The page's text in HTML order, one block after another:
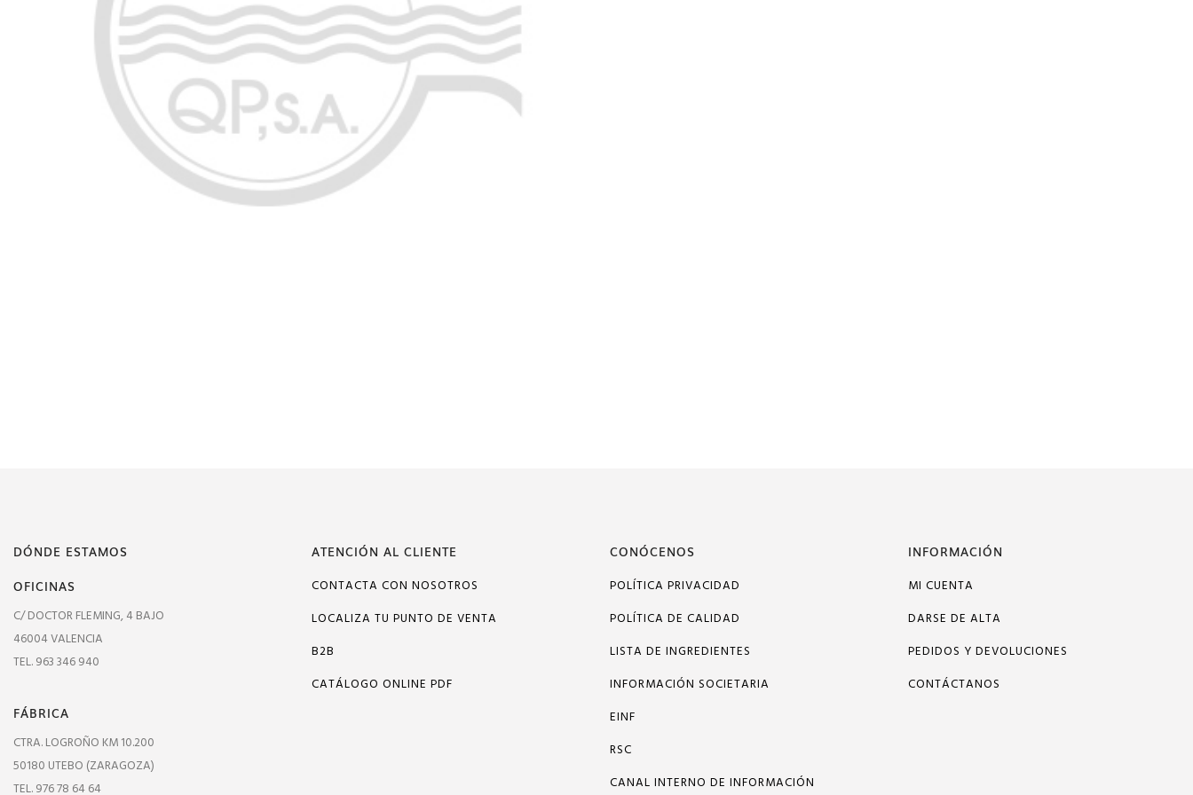
DÓNDE ESTAMOS
OFICINAS
C/ DOCTOR FLEMING, 4 BAJO
46004 VALENCIA
TEL. 963 346 940
FÁBRICA
CTRA. LOGROÑO KM 10.200
50180 UTEBO (ZARAGOZA)
TEL. 976 78 64 64
ATENCIÓN AL CLIENTE
CONTACTA CON NOSOTROS
LOCALIZA TU PUNTO DE VENTA
B2B
CATÁLOGO ONLINE PDF
CONÓCENOS
POLÍTICA PRIVACIDAD
POLÍTICA DE CALIDAD
LISTA DE INGREDIENTES
INFORMACIÓN SOCIETARIA
EINF
RSC
CANAL INTERNO DE INFORMACIÓN
INFORMACIÓN
MI CUENTA
DARSE DE ALTA
PEDIDOS Y DEVOLUCIONES
CONTÁCTANOS